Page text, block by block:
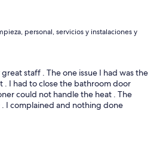
personal, servicios y instalaciones y
staff . The one issue I had was the
. I had to close the bathroom door
could not handle the heat . The
I complained and nothing done